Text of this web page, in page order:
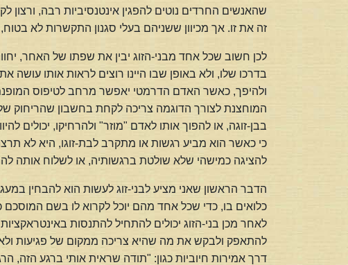
שהאנשים החרדים נוטים להפגין אינטנסיביות רבה,
זה את זו. אך מכיוון ששניהם בעלי סגנון התקשרות לא
לכן חשוב שכל אחד מבני-הזוג יבין את שפתו של האחר,
בדרכו שלו, ולא באופן שבו היינו רוצים לראות אותו
ולהיפך, כאשר האדם הדרמטי יאפשר מרחב לטיפוס
המוחצנת לצורך הדוגמה צריכה לקחת בחשבון שהריחוק
בבן-זוגה, או להפוך אותו לאדם "מוזר" ולהרחיקו, יכולים
כי כאשר הוא מביע רגשות או מתקרב לבת-זוגו, היא לא
להציגה כמישהי שלא שולטת ברגשותיה, או לשלוח אותה
הדבר הראשון שאני מציע לבני-זוג לעשות הוא להבחין
כלואים בו, כדי שכל אחד מהם יוכל לקרוא לו בשם
לאחר מכן בני-הזוג יכולים להתחיל להתנסות
להתאפק ולבקש את מה שהיא צריכה ממקום של פגיעות
דרך אמירות חיוביות כגון: "תודה שראית אותי ברגע